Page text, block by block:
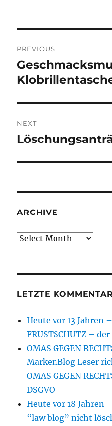
navigation
PREVIOUS
Previous
post:
NEXT
Next
ARCHIVE
Archive
LETZTE
Heute vor 13 Jahren
FRUSTSCHUTZ –
OMAS GEGEN
MarkenBlog Leser
OMAS GEGEN
DSGVO
Heute vor 18 Jahren
“law blog” nicht